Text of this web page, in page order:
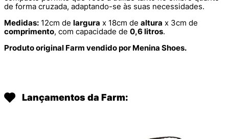
de forma cruzada, adaptando-se às suas necessidades.
Medidas: 12cm de largura x 18cm de altura x 3cm de
comprimento, com capacidade de 0,6 litros.
Produto original Farm vendido por Menina Shoes.
Lançamentos da Farm: